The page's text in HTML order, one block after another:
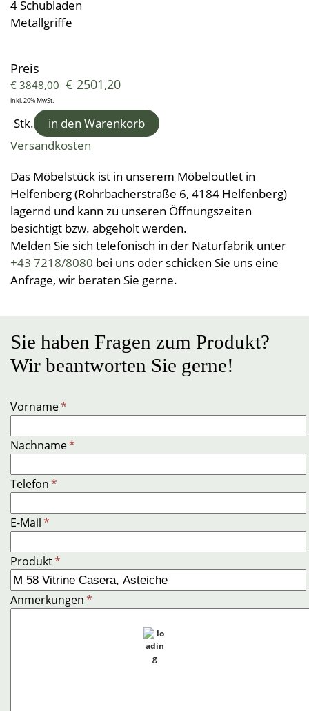
Zudecken, Polster, Unterbetten
Kinder-Frottierwaren
Schwangerschaft und Geburt
Lauflernpatscherl
Naturkinderwagen
Startpakete
Entspannungskissen
Duft- & Kräuterkissen
Taschentücher
Schürzen
Handtücher
Waschlappen
Frotteeturban
Saunatücher
Bademäntel
Badevorleger
4 Schubladen
Metallgriffe
Preis
€ 3848,00 € 2501,20
inkl. 20% MwSt.
Stk.
in den Warenkorb
Versandkosten
Das Möbelstück ist in unserem Möbeloutlet in
Helfenberg (Rohrbacherstraße 6, 4184 Helfenberg)
lagernd und kann zu unseren Öffnungszeiten
besichtigt bzw. abgeholt werden.
Melden Sie sich telefonisch in der Naturfabrik unter
+43 7218/8080 bei uns oder schicken Sie uns eine
Anfrage, wir beraten Sie gerne.
Sie haben Fragen zum Produkt?
Wir beantworten Sie gerne!
Vorname*
Nachname*
Telefon*
E-Mail*
Produkt*
Anmerkungen*